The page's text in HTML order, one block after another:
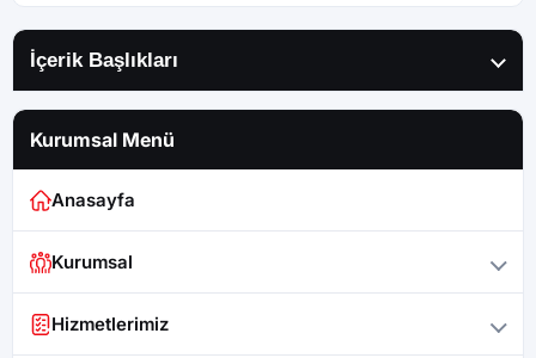
İçerik Başlıkları
Kurumsal Menü
Anasayfa
Kurumsal
Hizmetlerimiz